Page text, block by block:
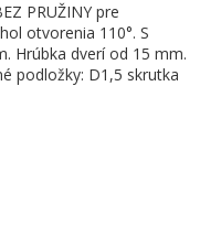
PRUŽINY pre
otvorenia 110°. S
Hrúbka dverí od 15 mm.
podložky: D1,5 skrutka